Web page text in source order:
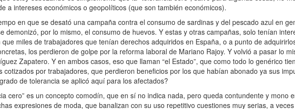
a intereses económicos o geopolíticos (que son también económicos).
en que se desató una campaña contra el consumo de sardinas y del pescado azul en
demonizó, por lo mismo, el consumo de huevos. Y estas y otras campañas, solo tenían
miles de trabajadores que tenían derechos adquiridos en España, o a punto de
los perdieron de golpe por la reforma laboral de Mariano Rajoy. Y volvió a pasar lo
Zapatero. Y en ambos casos, eso que llaman “el Estado”, que como todo lo genérico
cotizados por trabajadores, que perdieron beneficios por los que habían abonado ya sus
de tolerancia se aplicó aquí para los afectados?
cero” es un concepto comodín, que en sí no indica nada, pero queda contundente y mono
expresiones de moda, que banalizan con su uso repetitivo cuestiones muy serias, a